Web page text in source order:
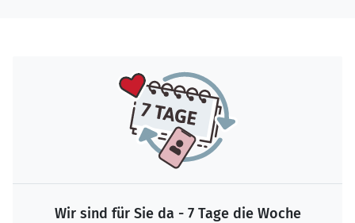
Wir sind für Sie da - 7 Tage die Woche